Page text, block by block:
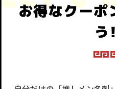
お得なクー